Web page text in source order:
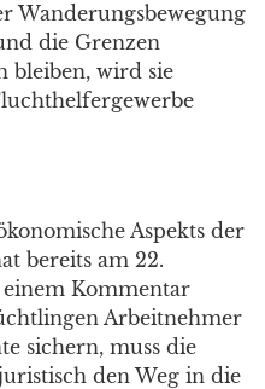
Wanderungsbewegung
die Grenzen
bleiben, wird sie
Aspekts der
bereits am 22.
einem Kommentar
Arbeitnehmer
sichern, muss die
den Weg in die